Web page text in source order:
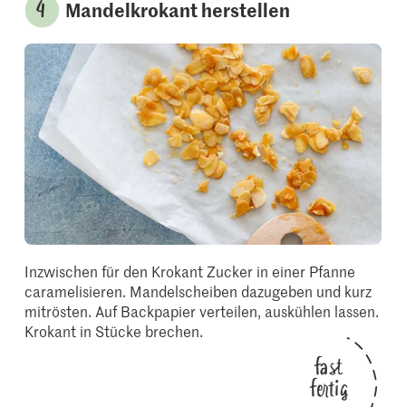
Mandelkrokant herstellen
Inzwischen für den Krokant Zucker in einer Pfanne
caramelisieren. Mandelscheiben dazugeben und kurz
mitrösten. Auf Backpapier verteilen, auskühlen lassen.
Krokant in Stücke brechen.
fast
fertig